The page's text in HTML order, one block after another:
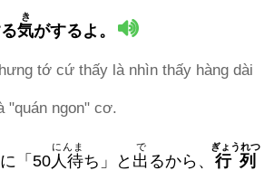
気
き
がするよ。
tớ cứ thấy là nhìn thấy hàng dài
"quán ngon" cơ.
「50人待
にんま
ち」と 出
で
るから、 行列
ぎょうれつ